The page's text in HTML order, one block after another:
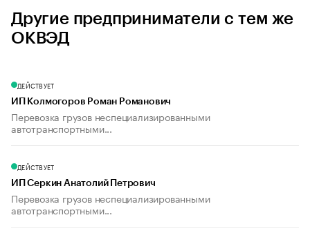
Другие предприниматели с тем же
ОКВЭД
ДЕЙСТВУЕТ
ИП Колмогоров Роман Романович
Перевозка грузов неспециализированными
автотранспортными...
ДЕЙСТВУЕТ
ИП Серкин Анатолий Петрович
Перевозка грузов неспециализированными
автотранспортными...